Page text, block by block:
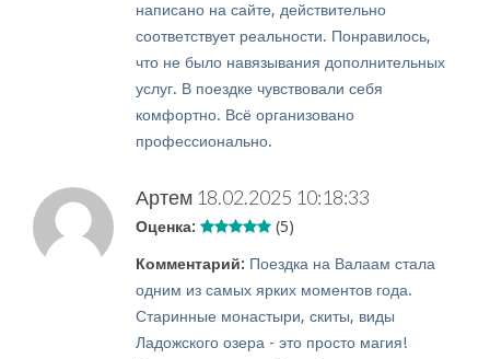
написано на сайте, действительно
соответствует реальности. Понравилось,
что не было навязывания дополнительных
услуг. В поездке чувствовали себя
комфортно. Всё организовано
профессионально.
Артем 18.02.2025 10:18:33
Оценка: (5)
Комментарий: Поездка на Валаам стала
одним из самых ярких моментов года.
Старинные монастыри, скиты, виды
Ладожского озера - это просто магия!